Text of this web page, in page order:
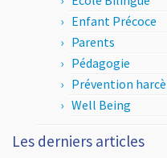
Enfant Précoce
Parents
Pédagogie
Prévention
Well Being
Les derniers articles